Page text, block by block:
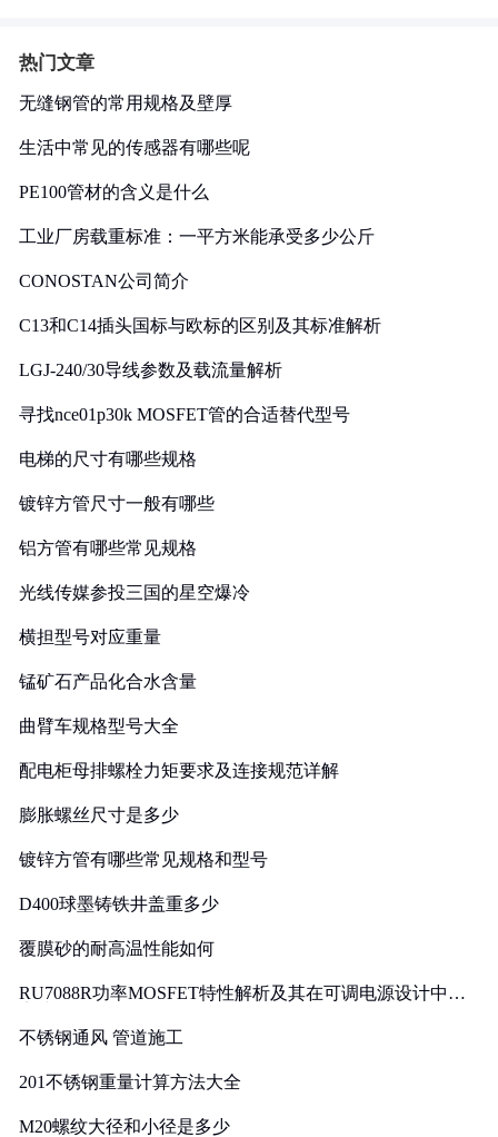
热门文章
无缝钢管的常用规格及壁厚
生活中常见的传感器有哪些呢
PE100管材的含义是什么
工业厂房载重标准：一平方米能承受多少公斤
CONOSTAN公司简介
C13和C14插头国标与欧标的区别及其标准解析
LGJ-240/30导线参数及载流量解析
寻找nce01p30k MOSFET管的合适替代型号
电梯的尺寸有哪些规格
镀锌方管尺寸一般有哪些
铝方管有哪些常见规格
光线传媒参投三国的星空爆冷
横担型号对应重量
锰矿石产品化合水含量
曲臂车规格型号大全
配电柜母排螺栓力矩要求及连接规范详解
膨胀螺丝尺寸是多少
镀锌方管有哪些常见规格和型号
D400球墨铸铁井盖重多少
覆膜砂的耐高温性能如何
RU7088R功率MOSFET特性解析及其在可调电源设计中的
不锈钢通风 管道施工
201不锈钢重量计算方法大全
M20螺纹大径和小径是多少